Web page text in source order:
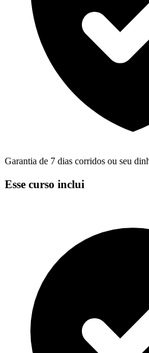
Garantia de 7 dias corridos ou seu
Esse curso inclui